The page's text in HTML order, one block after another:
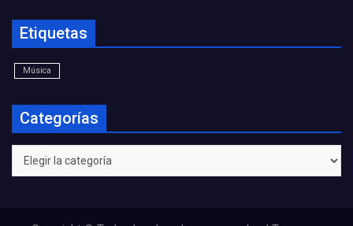
Etiquetas
Música
Categorías
Categorías